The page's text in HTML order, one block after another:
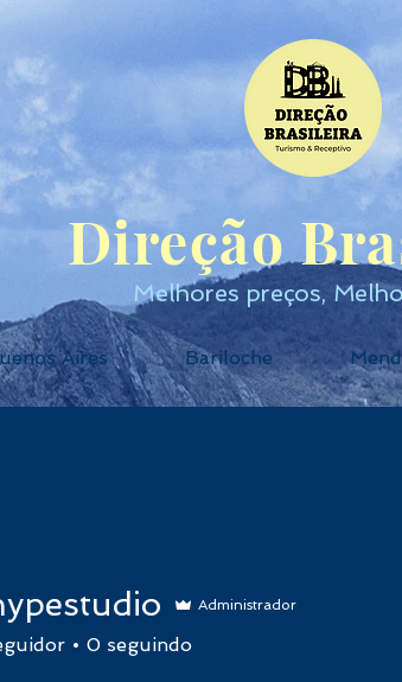
Direção
Melhores preços,
Aires Bariloche
Administrador
0 seguindo